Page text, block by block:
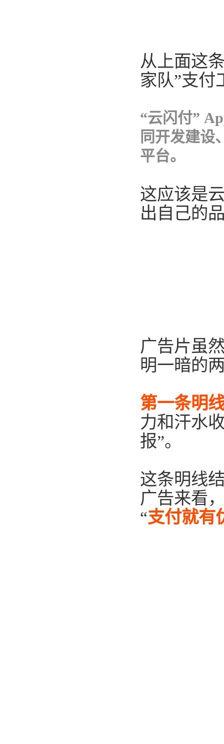
从上面这
家队”支
“云闪付”
同开发建设
平台。
这应该是
出自己的
广告片虽
明一暗的
第一条明
力和汗水
报”。
这条明线
广告来看
“支付就有